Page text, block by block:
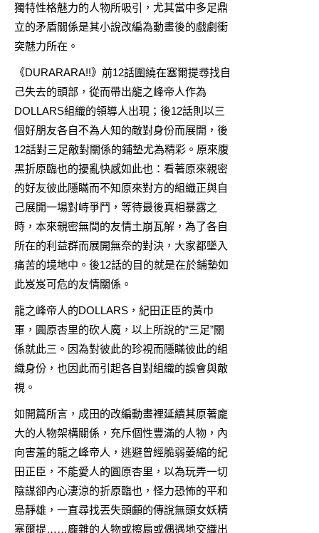
獨特性格魅力的人物所吸引，尤其當中多足鼎
立的矛盾關係是其小說改編為動畫後的戲劇衝
突魅力所在。
《DURARARA!!》前12話圍繞在塞爾提尋找自
己失去的頭部，從而帶出龍之峰帝人作為
DOLLARS組織的領導人出現；後12話則以三
個好朋友各自不為人知的敵對身份而展開，後
12話對三足敵對關係的鋪墊尤為精彩。原來腹
黑折原臨也的擾亂快感如此也：看著原來親密
的好友彼此隱瞞而不知原來對方的組織正與自
己展開一場對峙爭鬥，等待最後真相暴露之
時，本來親密無間的友情土崩瓦解，為了各自
所在的利益群而展開無奈的對決，大家都墜入
痛苦的境地中。後12話的目的就是在於鋪墊如
此岌岌可危的友情關係。
龍之峰帝人的DOLLARS，紀田正臣的黃巾
軍，圓原杏里的砍人魔，以上所說的“三足”關
係就此三。因為對彼此的珍視而隱瞞彼此的組
織身份，也因此而引起各自對組織的誤會與敵
視。
如開篇所言，成田的改編動畫裡延續其原著龐
大的人物架構關係，充斥個性豐滿的人物，內
向害羞的龍之峰帝人，逃避曾經脆弱萎縮的紀
田正臣，不能愛人的圓原杏里，以為玩弄一切
陰謀卻內心淒涼的折原臨也，怪力恐怖的平和
島靜雄，一直尋找丟失頭顱的傳說無頭女妖精
塞爾提……龐雜的人物或擦肩或偶遇地交織出